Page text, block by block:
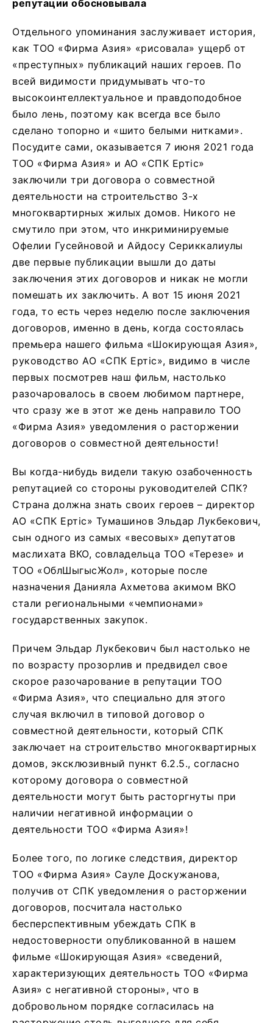
репутации обосновывала
Отдельного упоминания заслуживает история,
как ТОО «Фирма Азия» «рисовала» ущерб от
«преступных» публикаций наших героев. По
всей видимости придумывать что-то
высокоинтеллектуальное и правдоподобное
было лень, поэтому как всегда все было
сделано топорно и «шито белыми нитками».
Посудите сами, оказывается 7 июня 2021 года
ТОО «Фирма Азия» и АО «СПК Ертiс»
заключили три договора о совместной
деятельности на строительство 3-х
многоквартирных жилых домов. Никого не
смутило при этом, что инкриминируемые
Офелии Гусейновой и Айдосу Сериккалиулы
две первые публикации вышли до даты
заключения этих договоров и никак не могли
помешать их заключить. А вот 15 июня 2021
года, то есть через неделю после заключения
договоров, именно в день, когда состоялась
премьера нашего фильма «Шокирующая Азия»,
руководство АО «СПК Ертic», видимо в числе
первых посмотрев наш фильм, настолько
разочаровалось в своем любимом партнере,
что сразу же в этот же день направило ТОО
«Фирма Азия» уведомления о расторжении
договоров о совместной деятельности!
Вы когда-нибудь видели такую озабоченность
репутацией со стороны руководителей СПК?
Страна должна знать своих героев – директор
АО «СПК Ертiс» Тумашинов Эльдар Лукбекович,
сын одного из самых «весовых» депутатов
маслихата ВКО, совладельца ТОО «Терезе» и
ТОО «ОблШыгысЖол», которые после
назначения Данияла Ахметова акимом ВКО
стали региональными «чемпионами»
государственных закупок.
Причем Эльдар Лукбекович был настолько не
по возрасту прозорлив и предвидел свое
скорое разочарование в репутации ТОО
«Фирма Азия», что специально для этого
случая включил в типовой договор о
совместной деятельности, который СПК
заключает на строительство многоквартирных
домов, эксклюзивный пункт 6.2.5., согласно
которому договора о совместной
деятельности могут быть расторгнуты при
наличии негативной информации о
деятельности ТОО «Фирма Азия»!
Более того, по логике следствия, директор
ТОО «Фирма Азия» Сауле Доскужанова,
получив от СПК уведомления о расторжении
договоров, посчитала настолько
бесперспективным убеждать СПК в
недостоверности опубликованной в нашем
фильме «Шокирующая Азия» «сведений,
характеризующих деятельность ТОО «Фирма
Азия» с негативной стороны», что в
добровольном порядке согласилась на